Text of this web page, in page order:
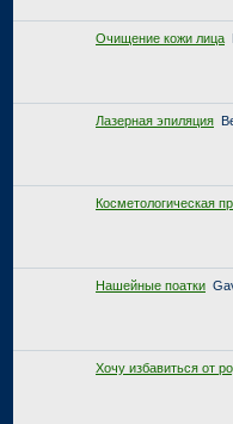
Очищение кожи лица
Лазерная эпиляция
Косметологическая
Нашейные поатки
Хочу избавиться от